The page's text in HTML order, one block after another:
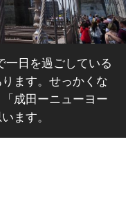
一日を過ごしている
ます。せっかくな
成田ーニューヨー
ます。